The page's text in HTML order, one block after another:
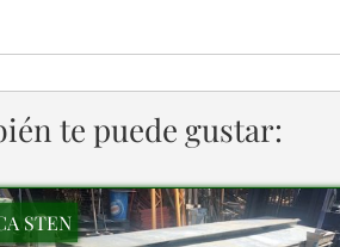
te puede gustar:
STEN